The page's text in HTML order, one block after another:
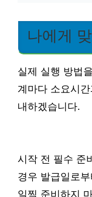
나에게
실제 실행 방법
계마다 소요시
내하겠습니다.
시작 전 필수 준
경우 발급일로
일찍 준비하지